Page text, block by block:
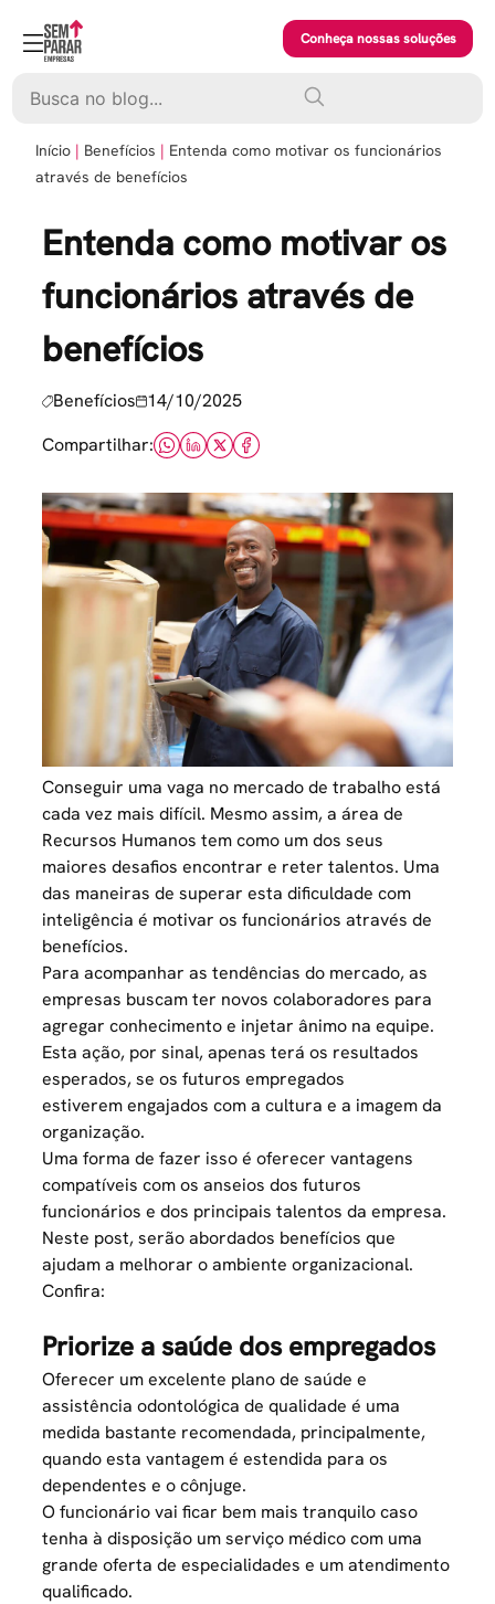
content
Conheça nossas soluções
Início Benefícios
Entenda como motivar os funcionários
através de benefícios
Entenda como motivar os
funcionários através de
benefícios
Benefícios 14/10/2025
Compartilhar:
Conseguir uma vaga no mercado de trabalho está
cada vez mais difícil. Mesmo assim, a área de
Recursos Humanos tem como um dos seus
maiores desafios encontrar e reter talentos. Uma
das maneiras de superar esta dificuldade com
inteligência é motivar os funcionários através de
benefícios.
Para acompanhar as tendências do mercado, as
empresas buscam ter novos colaboradores para
agregar conhecimento e injetar ânimo na equipe.
Esta ação, por sinal, apenas terá os resultados
esperados, se os futuros empregados
estiverem engajados com a cultura e a imagem da
organização.
Uma forma de fazer isso é oferecer vantagens
compatíveis com os anseios dos futuros
funcionários e dos principais talentos da empresa.
Neste post, serão abordados benefícios que
ajudam a melhorar o ambiente organizacional.
Confira:
Priorize a saúde dos empregados
Oferecer um excelente plano de saúde e
assistência odontológica de qualidade é uma
medida bastante recomendada, principalmente,
quando esta vantagem é estendida para os
dependentes e o cônjuge.
O funcionário vai ficar bem mais tranquilo caso
tenha à disposição um serviço médico com uma
grande oferta de especialidades e um atendimento
qualificado.